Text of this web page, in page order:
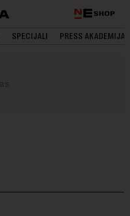
SHOP
SPECIJALI PRESS AKADEMIJA